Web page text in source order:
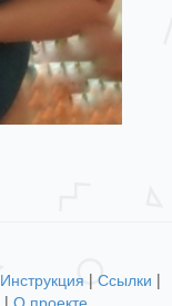
Инструкция | Ссылки |